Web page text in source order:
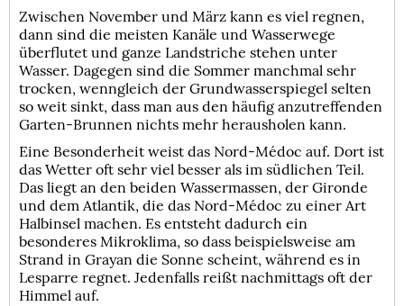
Zwischen November und März kann es viel regnen,
dann sind die meisten Kanäle und Wasserwege
überflutet und ganze Landstriche stehen unter
Wasser. Dagegen sind die Sommer manchmal sehr
trocken, wenngleich der Grundwasserspiegel selten
so weit sinkt, dass man aus den häufig anzutreffenden
Garten-Brunnen nichts mehr herausholen kann.
Eine Besonderheit weist das Nord-Médoc auf. Dort ist
das Wetter oft sehr viel besser als im südlichen Teil.
Das liegt an den beiden Wassermassen, der Gironde
und dem Atlantik, die das Nord-Médoc zu einer Art
Halbinsel machen. Es entsteht dadurch ein
besonderes Mikroklima, so dass beispielsweise am
Strand in Grayan die Sonne scheint, während es in
Lesparre regnet. Jedenfalls reißt nachmittags oft der
Himmel auf.